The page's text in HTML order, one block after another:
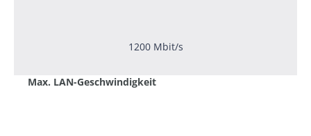
1200 Mbit/s
Max. LAN-Geschwindigkeit